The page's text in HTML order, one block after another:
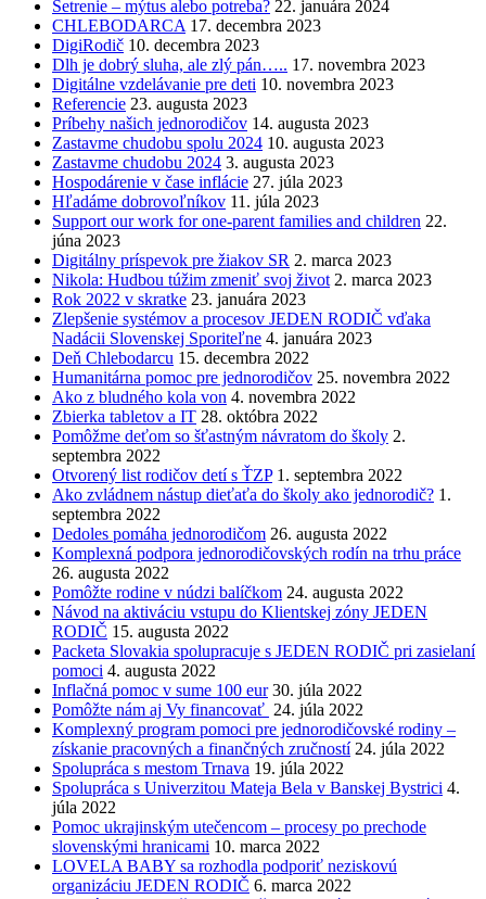
Šetrenie – mýtus alebo potreba? 22. januára 2024
CHLEBODARCA 17. decembra 2023
DigiRodič 10. decembra 2023
Dlh je dobrý sluha, ale zlý pán….. 17. novembra 2023
Digitálne vzdelávanie pre deti 10. novembra 2023
Referencie 23. augusta 2023
Príbehy našich jednorodičov 14. augusta 2023
Zastavme chudobu spolu 2024 10. augusta 2023
Zastavme chudobu 2024 3. augusta 2023
Hospodárenie v čase inflácie 27. júla 2023
Hľadáme dobrovoľníkov 11. júla 2023
Support our work for one-parent families and children 22.
júna 2023
Digitálny príspevok pre žiakov SR 2. marca 2023
Nikola: Hudbou túžim zmeniť svoj život 2. marca 2023
Rok 2022 v skratke 23. januára 2023
Zlepšenie systémov a procesov JEDEN RODIČ vďaka
Nadácii Slovenskej Sporiteľne 4. januára 2023
Deň Chlebodarcu 15. decembra 2022
Humanitárna pomoc pre jednorodičov 25. novembra 2022
Ako z bludného kola von 4. novembra 2022
Zbierka tabletov a IT 28. októbra 2022
Pomôžme deťom so šťastným návratom do školy 2.
septembra 2022
Otvorený list rodičov detí s ŤZP 1. septembra 2022
Ako zvládnem nástup dieťaťa do školy ako jednorodič? 1.
septembra 2022
Dedoles pomáha jednorodičom 26. augusta 2022
Komplexná podpora jednorodičovských rodín na trhu práce
26. augusta 2022
Pomôžte rodine v núdzi balíčkom 24. augusta 2022
Návod na aktiváciu vstupu do Klientskej zóny JEDEN
RODIČ 15. augusta 2022
Packeta Slovakia spolupracuje s JEDEN RODIČ pri zasielaní
pomoci 4. augusta 2022
Inflačná pomoc v sume 100 eur 30. júla 2022
Pomôžte nám aj Vy financovať 24. júla 2022
Komplexný program pomoci pre jednorodičovské rodiny –
získanie pracovných a finančných zručností 24. júla 2022
Spolupráca s mestom Trnava 19. júla 2022
Spolupráca s Univerzitou Mateja Bela v Banskej Bystrici 4.
júla 2022
Pomoc ukrajinským utečencom – procesy po prechode
slovenskými hranicami 10. marca 2022
LOVELA BABY sa rozhodla podporiť neziskovú
organizáciu JEDEN RODIČ 6. marca 2022